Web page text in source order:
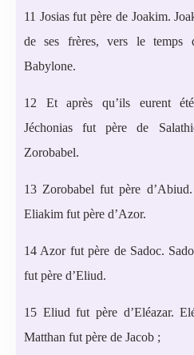
11 Josias fut père de Joakim.
de ses frères, vers le temps
Babylone.
12 Et après qu’ils eurent
Jéchonias fut père de
Zorobabel.
13 Zorobabel fut père
Eliakim fut père d’Azor.
14 Azor fut père de Sadoc.
fut père d’Eliud.
15 Eliud fut père d’Eléazar.
Matthan fut père de Jacob ;